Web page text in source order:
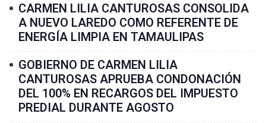
CARMEN LILIA CANTUROSAS CONSOLIDA
A NUEVO LAREDO COMO REFERENTE DE
ENERGÍA LIMPIA EN TAMAULIPAS
GOBIERNO DE CARMEN LILIA
CANTUROSAS APRUEBA CONDONACIÓN
DEL 100% EN RECARGOS DEL IMPUESTO
PREDIAL DURANTE AGOSTO